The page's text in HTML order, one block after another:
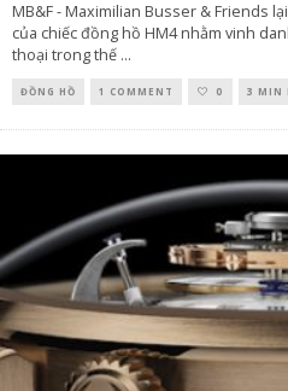
MB&F - Maximilian Busser & Friends
của chiếc đồng hồ HM4 nhằm vinh
thoại trong thế ...
ĐỒNG HỒ 1 COMMENT 0 3 MIN